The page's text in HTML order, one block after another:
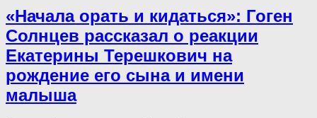
«Начала орать и кидаться»: Гоген
Солнцев рассказал о реакции
Екатерины Терешкович на
рождение его сына и имени
малыша